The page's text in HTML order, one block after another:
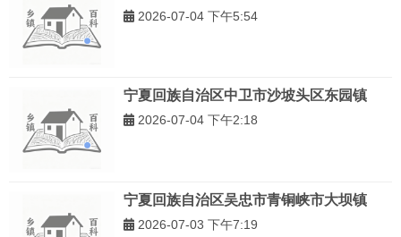
2026-07-04 下午5:54
宁夏回族自治区中卫市沙坡头区东园镇
2026-07-04 下午2:18
宁夏回族自治区吴忠市青铜峡市大坝镇
2026-07-03 下午7:19